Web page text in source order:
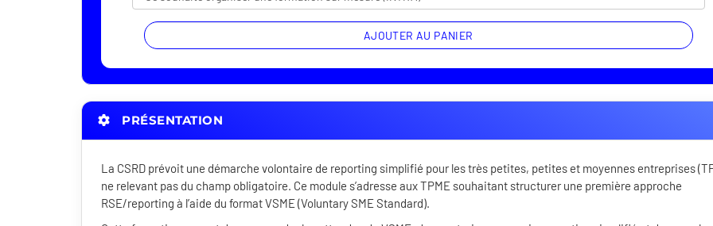
AJOUTER AU PANIER
PRÉSENTATION
La CSRD prévoit une démarche volontaire de reporting simplifié pour les très petites, petites et moyennes entreprises
ne relevant pas du champ obligatoire. Ce module s’adresse aux TPME souhaitant structurer une première approche
RSE/reporting à l’aide du format VSME (Voluntary SME Standard).